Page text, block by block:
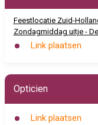
Feestlocatie Zuid-
Zondagmiddag uitje -
Link plaatsen
Opticien
Link plaatsen